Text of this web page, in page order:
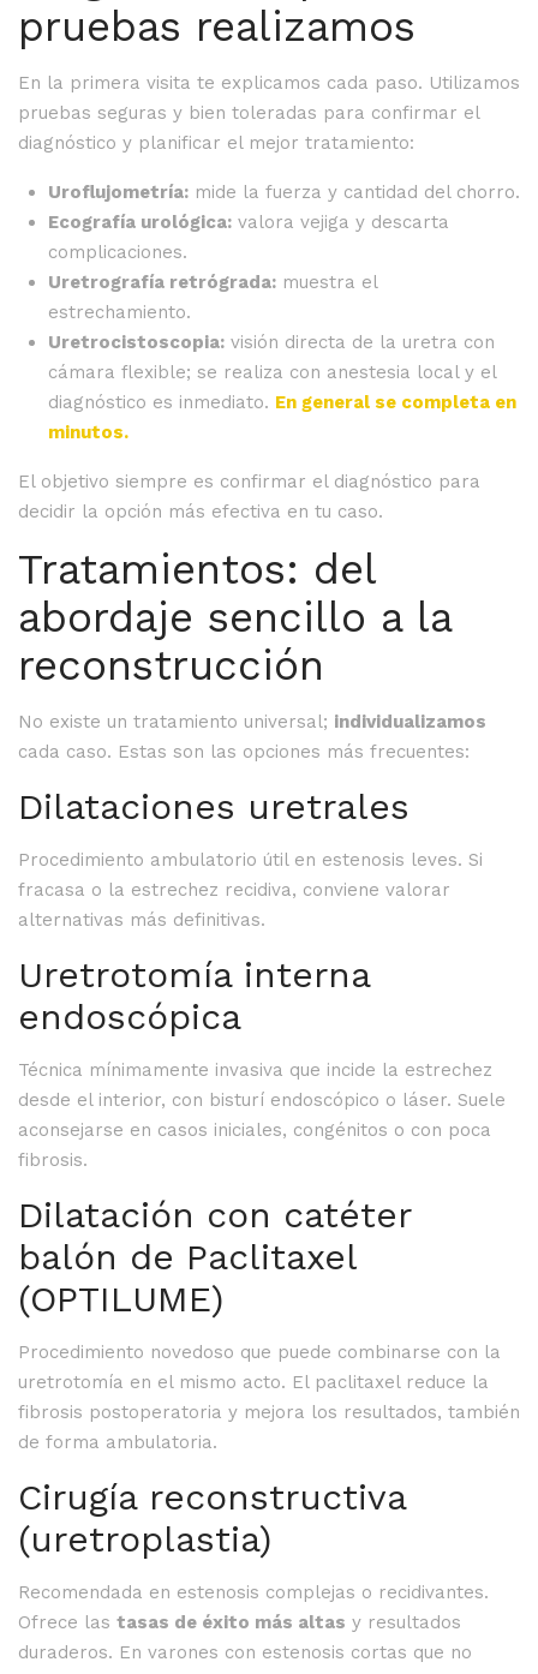
pruebas realizamos
En la primera visita te explicamos cada paso. Utilizamos
pruebas seguras y bien toleradas para confirmar el
diagnóstico y planificar el mejor tratamiento:
Uroflujometría: mide la fuerza y cantidad del chorro.
Ecografía urológica: valora vejiga y descarta
complicaciones.
Uretrografía retrógrada: muestra el
estrechamiento.
Uretrocistoscopia: visión directa de la uretra con
cámara flexible; se realiza con anestesia local y el
diagnóstico es inmediato. En general se completa en
minutos.
El objetivo siempre es confirmar el diagnóstico para
decidir la opción más efectiva en tu caso.
Tratamientos: del
abordaje sencillo a la
reconstrucción
No existe un tratamiento universal; individualizamos
cada caso. Estas son las opciones más frecuentes:
Dilataciones uretrales
Procedimiento ambulatorio útil en estenosis leves. Si
fracasa o la estrechez recidiva, conviene valorar
alternativas más definitivas.
Uretrotomía interna
endoscópica
Técnica mínimamente invasiva que incide la estrechez
desde el interior, con bisturí endoscópico o láser. Suele
aconsejarse en casos iniciales, congénitos o con poca
fibrosis.
Dilatación con catéter
balón de Paclitaxel
(OPTILUME)
Procedimiento novedoso que puede combinarse con la
uretrotomía en el mismo acto. El paclitaxel reduce la
fibrosis postoperatoria y mejora los resultados, también
de forma ambulatoria.
Cirugía reconstructiva
(uretroplastia)
Recomendada en estenosis complejas o recidivantes.
Ofrece las tasas de éxito más altas y resultados
duraderos. En varones con estenosis cortas que no